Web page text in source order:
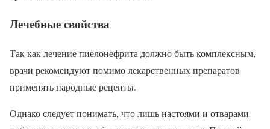
Лечебные свойства
Так как лечение пиелонефрита должно быть комплексным,
врачи рекомендуют помимо лекарственных препаратов
применять народные рецепты.
Однако следует понимать, что лишь настоями и отварами